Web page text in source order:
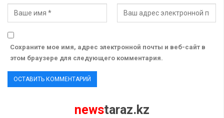
Сохраните мое имя, адрес электронной почты и веб-сайт в
этом браузере для следующего комментария.
newstaraz.kz